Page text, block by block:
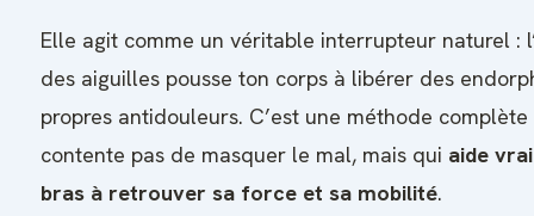
Elle agit comme un véritable interrupteur naturel :
des aiguilles pousse ton corps à libérer des
propres antidouleurs. C’est une méthode
contente pas de masquer le mal, mais qui aide
bras à retrouver sa force et sa mobilité.